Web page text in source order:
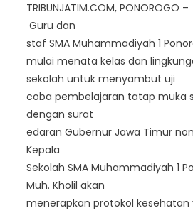
TRIBUNJATIM.COM, PONOROGO –
Guru dan
staf SMA Muhammadiyah 1
mulai menata kelas dan
sekolah untuk menyambut uji
coba pembelajaran tatap muka
dengan surat
edaran Gubernur Jawa Timur
Kepala
Sekolah SMA Muhammadiyah 1
Muh. Kholil akan
menerapkan protokol kesehatan